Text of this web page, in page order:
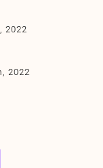
2022
2022